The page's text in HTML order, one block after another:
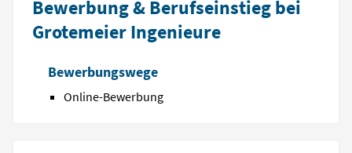
Bewerbung & Berufseinstieg bei
Grotemeier Ingenieure
Bewerbungswege
Online-Bewerbung